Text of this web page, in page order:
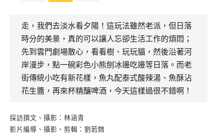
走，我們去淡水看夕陽！這玩法雖然老派，但日落
時分的美景，真的可以讓人忘卻生活工作的煩悶；
先到雲門劇場散心，看看樹、玩玩貓，然後沿著河
岸漫步，點一碗彩色小熊刨冰邊吃邊等日落。而老
街傳統小吃有新花樣，魚丸配泰式酸辣湯、魚酥沾
花生醬，再來杯精釀啤酒，今天這樣過很不錯啊！
採訪撰文、攝影：林涵青
影片編導、攝影、剪輯：劉若媺